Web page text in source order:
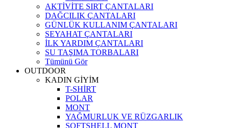
AKTİVİTE SIRT ÇANTALARI
DAĞCILIK ÇANTALARI
GÜNLÜK KULLANIM ÇANTALARI
SEYAHAT ÇANTALARI
İLK YARDIM ÇANTALARI
SU TAŞIMA TORBALARI
Tümünü Gör
OUTDOOR
KADIN GİYİM
T-SHİRT
POLAR
MONT
YAĞMURLUK VE RÜZGARLIK
SOFTSHELL MONT